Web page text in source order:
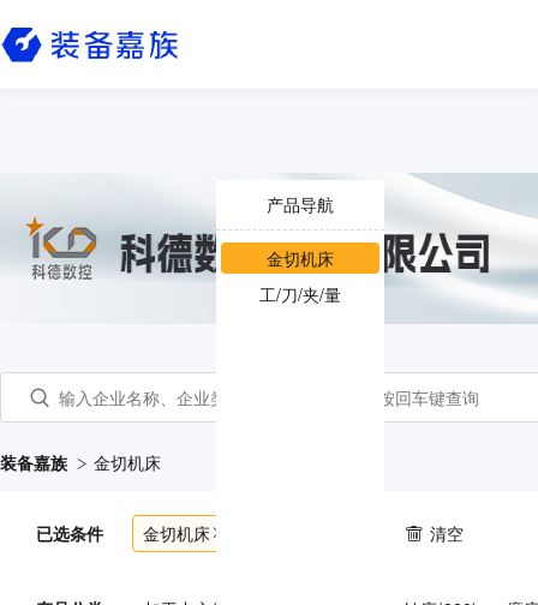
装备嘉族 金切机床
已选条件 金切机床 清空
产品导航
金切机床
工/刀/夹/量